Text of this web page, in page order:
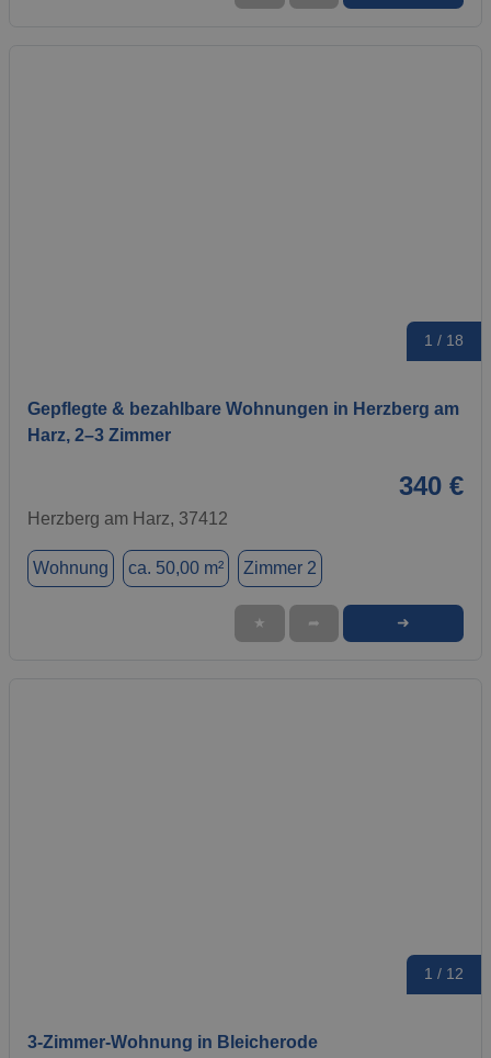
1 / 18
Gepflegte & bezahlbare Wohnungen in Herzberg am
Harz, 2–3 Zimmer
340 €
Herzberg am Harz, 37412
Wohnung ca. 50,00 m² Zimmer 2
★ ➦ ➜
1 / 12
3-Zimmer-Wohnung in Bleicherode